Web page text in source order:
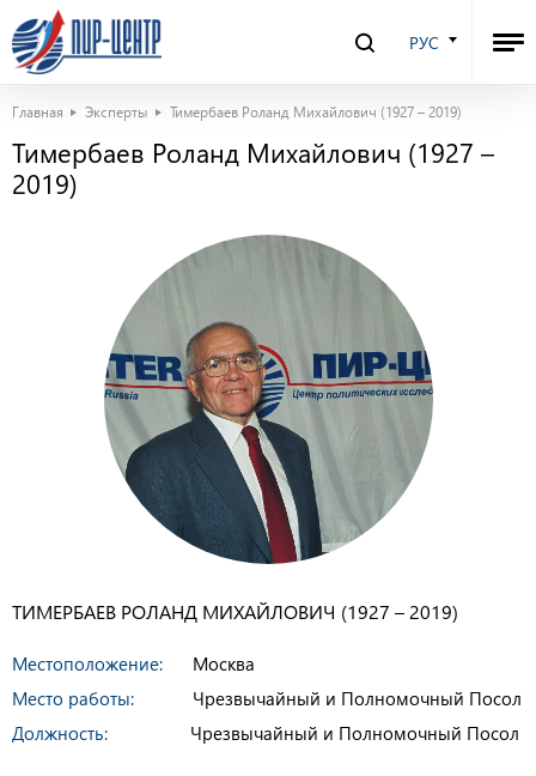
РУС
Главная Эксперты Тимербаев Роланд Михайлович (1927 – 2019)
Тимербаев Роланд Михайлович (1927 –
2019)
ТИМЕРБАЕВ РОЛАНД МИХАЙЛОВИЧ (1927 – 2019)
Местоположение:
Москва
Место работы:
Чрезвычайный и Полномочный Посол
Должность:
Чрезвычайный и Полномочный Посол